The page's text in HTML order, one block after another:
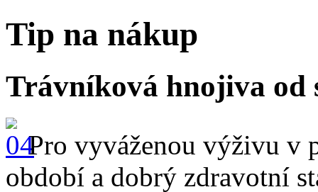
Tip na nákup
Trávníková hnojiva od
Pro vyváženou výživu v
období a dobrý zdravotní